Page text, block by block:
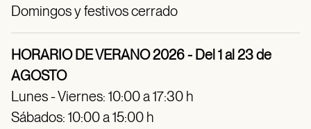
Domingos y festivos cerrado
HORARIO DE VERANO 2026 - Del 1 al 23 de
AGOSTO
Lunes - Viernes: 10:00 a 17:30 h
Sábados: 10:00 a 15:00 h